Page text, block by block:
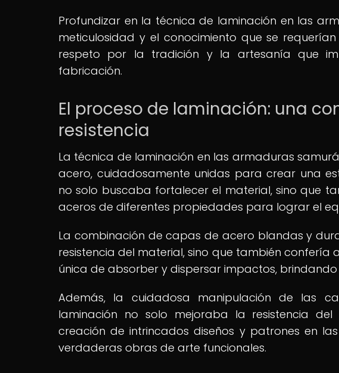
Profundizar en la técnica de laminación en las
meticulosidad y el conocimiento que se
respeto por la tradición y la artesanía que
fabricación.
El proceso de laminación: una
resistencia
La técnica de laminación en las armaduras
acero, cuidadosamente unidas para crear una
no solo buscaba fortalecer el material, sino que
aceros de diferentes propiedades para lograr el
La combinación de capas de acero blandas y
resistencia del material, sino que también
única de absorber y dispersar impactos,
Además, la cuidadosa manipulación de las
laminación no solo mejoraba la resistencia
creación de intrincados diseños y patrones en
verdaderas obras de arte funcionales.